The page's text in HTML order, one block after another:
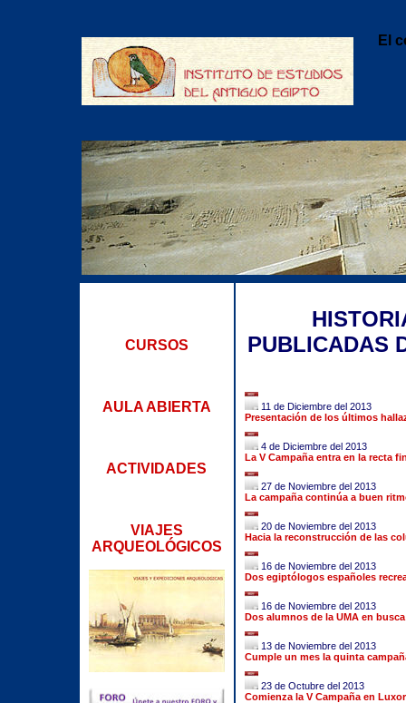
El
CURSOS
AULA ABIERTA
ACTIVIDADES
VIAJES
ARQUEOLÓGICOS
PUBLICADAS
11 de Diciembre del 2013
Presentación de los últimos
4 de Diciembre del 2013
La V Campaña entra en la recta
27 de Noviembre del 2013
La campaña continúa a buen
20 de Noviembre del 2013
Hacia la reconstrucción de las
16 de Noviembre del 2013
Dos egiptólogos españoles
16 de Noviembre del 2013
Dos alumnos de la UMA en
13 de Noviembre del 2013
Cumple un mes la quinta
23 de Octubre del 2013
Comienza la V Campaña en Luxor